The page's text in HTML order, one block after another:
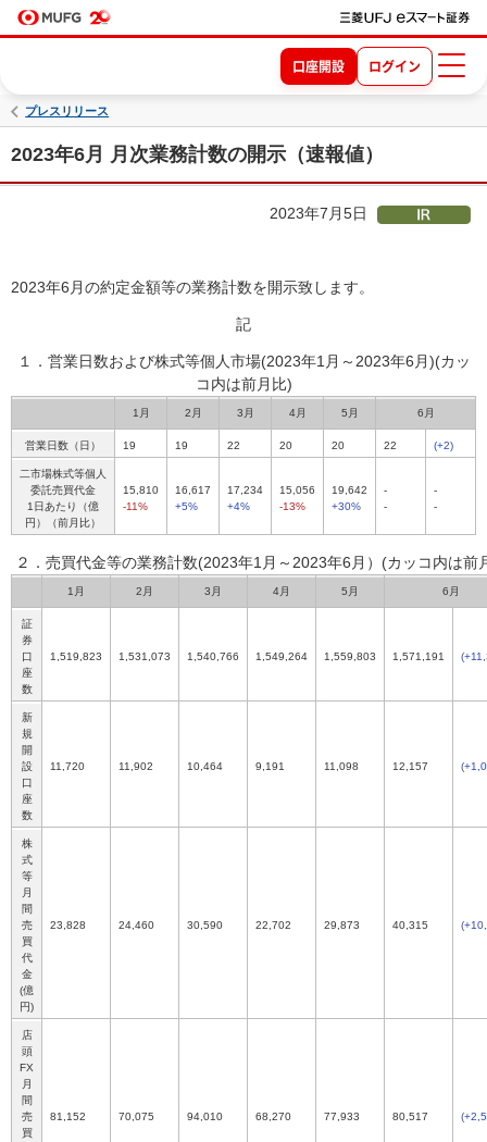
口座開設 ログイン
プレスリリース
2023年6月 月次業務計数の開示（速報値）
2023年7月5日
2023年6月の約定金額等の業務計数を開示致します。
記
１．営業日数および株式等個人市場(2023年1月～2023年6月)(カッ
コ内は前月比)
1月 2月 3月 4月 5月 6月
営業日数（日） 19 19 22 20 20 22 (+2)
二市場株式等個人
委託売買代金
1日あたり（億
円）（前月比）
15,810
-11%
16,617
+5%
17,234
+4%
15,056
-13%
19,642
+30%
-
-
-
-
２．売買代金等の業務計数(2023年1月～2023年6月） (カッコ内は前
1月 2月 3月 4月 5月 6月
証
券
口
座
数
1,519,823 1,531,073 1,540,766 1,549,264 1,559,803 1,571,191
新
規
開
設
口
座
数
11,720 11,902 10,464 9,191 11,098 12,157
株
式
等
月
間
売
買
代
金
(億
円)
23,828 24,460 30,590 22,702 29,873 40,315
店
頭
FX
月
間
売
買
81,152 70,075 94,010 68,270 77,933 80,517